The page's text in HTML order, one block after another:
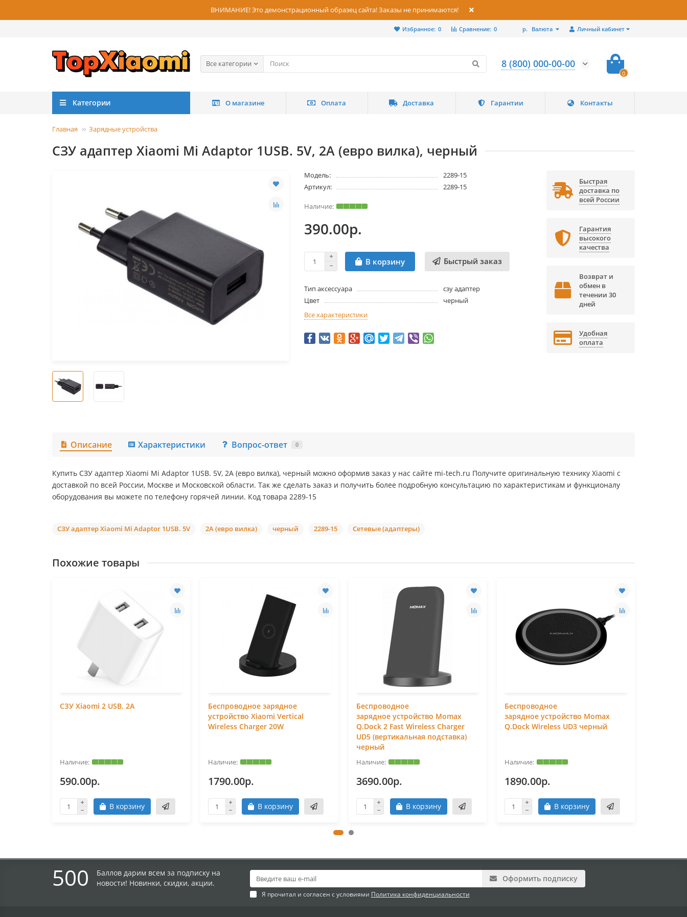
ВНИМАНИЕ! Это демонстрационный образец сайта! Заказы не принимаются!
Личный кабинет
р. Валюта
Сравнение: 0
Избранное: 0
Все категории 8 (800) 000-00-00
0
Категории О магазине Оплата Доставка Гарантии Контакты
Главная Зарядные устройства
СЗУ адаптер Xiaomi Mi Adaptor 1USB. 5V, 2A (евро вилка), черный
Модель:
2289-15
Артикул:
2289-15
390.00р.
В корзину Быстрый заказ
Тип аксессуара
сзу адаптер
Цвет
черный
Все характеристики
Быстрая
доставка по
всей России
Гарантия
высокого
качества
Возврат и
обмен в
течении 30
дней
Удобная
оплата
Описание Характеристики Вопрос-ответ 0
Купить СЗУ адаптер Xiaomi Mi Adaptor 1USB. 5V, 2A (евро вилка), черный можно оформив заказ у нас сайте mi-tech.ru Получите оригинальную технику Xiaomi с
доставкой по всей России, Москве и Московской области. Так же сделать заказ и получить более подробную консультацию по характеристикам и функционалу
оборудования вы можете по телефону горячей линии. Код товара 2289-15
СЗУ адаптер Xiaomi Mi Adaptor 1USB. 5V 2A (евро вилка) черный 2289-15 Сетевые (адаптеры)
Похожие товары
СЗУ Xiaomi 2 USB. 2A
590.00р.
В корзину
Беспроводное зарядное
устройство Xiaomi Vertical
Wireless Charger 20W
1790.00р.
В корзину
Беспроводное
зарядное устройство Momax
Q.Dock 2 Fast Wireless Charger
UD5 (вертикальная подставка)
черный
3690.00р.
В корзину
Беспроводное
зарядное устройство Momax
Q.Dock Wireless UD3 черный
1890.00р.
В корзину
500
Баллов дарим всем за подписку на
новости! Новинки, скидки, акции.
Оформить подписку
Я прочитал и согласен с условиями Политика конфиденциальности